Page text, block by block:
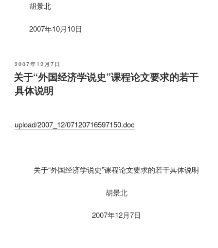
胡景北
2007年10月10日
发
布
于
2007年12月7日
关于“外国经济学说史”课程论文要求的若干
具体说明
upload/2007_12/07120716597150.doc
关于“外国经济学说史”课程论文要求的若干具体说明
胡景北
2007年12月7日